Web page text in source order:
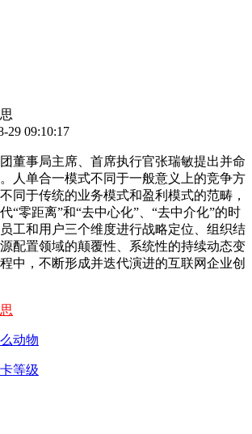
29 09:10:17
董事局主席、首席执行官张瑞敏提出并命
人单合一模式不同于一般意义上的竞争方
同于传统的业务模式和盈利模式的范畴，
“零距离”和“去中心化”、“去中介化”的时
工和用户三个维度进行战略定位、组织结
配置领域的颠覆性、系统性的持续动态变
中，不断形成并迭代演进的互联网企业创
动物
等级